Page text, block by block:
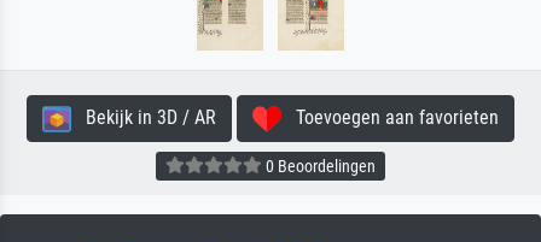
Bekijk in 3D / AR Toevoegen aan favorieten
0 Beoordelingen